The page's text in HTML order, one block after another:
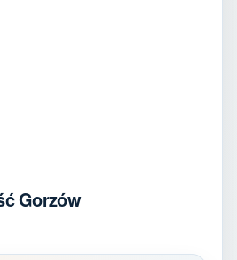
Gorzów